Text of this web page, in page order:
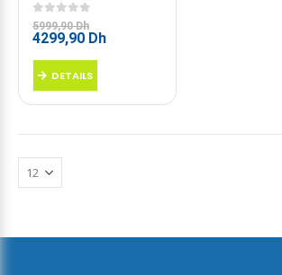
0sur 5
5999,90Dh
Le
initial
était :
5999,90 Dh.
4299,90 DhLe
4299,90 Dh.
DETAILS